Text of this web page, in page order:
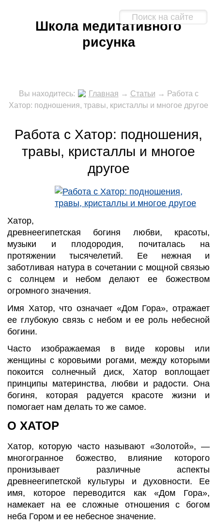
Школа медитативного
рисунка
Вы находитесь: Главная → Статьи → Работа с
Хатор: подношения, травы, кристаллы и многое другое
Работа с Хатор: подношения,
травы, кристаллы и многое
другое
Хатор,
древнеегипетская богиня любви, красоты,
музыки и плодородия, почиталась на
протяжении тысячелетий. Ее нежная и
заботливая натура в сочетании с мощной связью
с солнцем и небом делают ее божеством
огромного значения.
Имя Хатор, что означает «Дом Гора», отражает
ее глубокую связь с небом и ее роль небесной
богини.
Часто изображаемая в виде коровы или
женщины с коровьими рогами, между которыми
покоится солнечный диск, Хатор воплощает
принципы материнства, любви и радости. Она
богиня, которая радуется красоте жизни и
помогает нам делать то же самое.
О ХАТОР
Хатор, которую часто называют «Золотой», —
многогранное божество, влияние которого
пронизывает различные аспекты
древнеегипетской культуры и духовности. Ее
имя, которое переводится как «Дом Гора»,
намекает на ее сложные отношения с богом
неба Гором и ее небесное значение.